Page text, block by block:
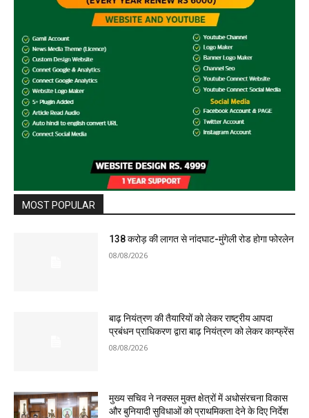
MOST POPULAR
138 करोड़ की लागत से नांदघाट-मुंगेली रोड होगा फोरलेन
08/08/2026
बाढ़ नियंत्रण की तैयारियों को लेकर राष्ट्रीय आपदा
प्रबंधन प्राधिकरण द्वारा बाढ़ नियंत्रण को लेकर कान्फ्रेंस
08/08/2026
मुख्य सचिव ने नक्सल मुक्त क्षेत्रों में अधोसंरचना विकास
और बुनियादी सुविधाओं को प्राथमिकता देने के दिए निर्देश